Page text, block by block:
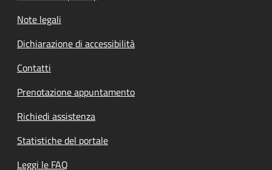
Note legali
Dichiarazione di accessibilità
Contatti
Prenotazione appuntamento
Richiedi assistenza
Statistiche del portale
Leggi le FAQ